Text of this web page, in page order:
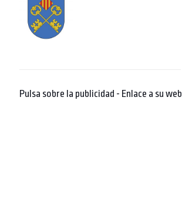
Pulsa sobre la publicidad - Enlace a su web